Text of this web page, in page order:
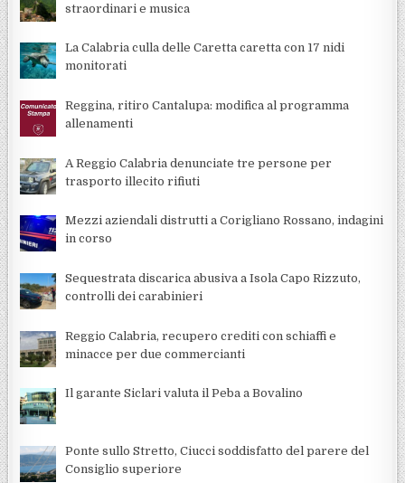
straordinari e musica
La Calabria culla delle Caretta caretta con 17 nidi
monitorati
Reggina, ritiro Cantalupa: modifica al programma
allenamenti
A Reggio Calabria denunciate tre persone per
trasporto illecito rifiuti
Mezzi aziendali distrutti a Corigliano Rossano, indagini
in corso
Sequestrata discarica abusiva a Isola Capo Rizzuto,
controlli dei carabinieri
Reggio Calabria, recupero crediti con schiaffi e
minacce per due commercianti
Il garante Siclari valuta il Peba a Bovalino
Ponte sullo Stretto, Ciucci soddisfatto del parere del
Consiglio superiore